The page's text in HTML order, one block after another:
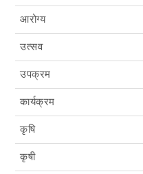
आरोग्य
उत्सव
उपक्रम
कार्यक्रम
कृषि
कृषी